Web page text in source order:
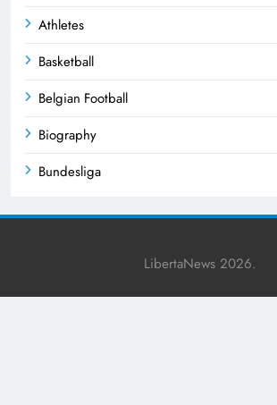
Athletes
Basketball
Belgian Football
Biography
Bundesliga
LibertaNews 2026.